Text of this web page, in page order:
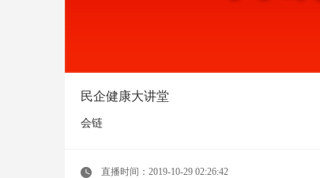
民企健康大讲堂
会链
直播时间：2019-10-29 02:26:42